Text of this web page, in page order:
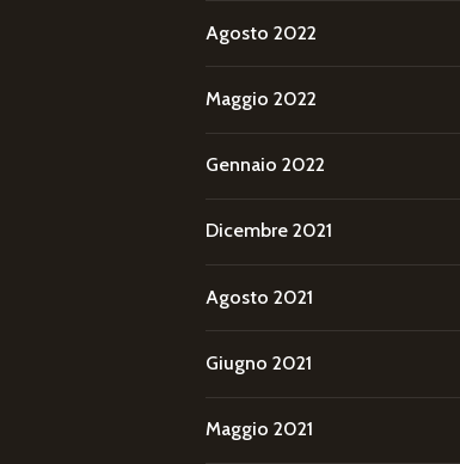
Agosto 2022
Maggio 2022
Gennaio 2022
Dicembre 2021
Agosto 2021
Giugno 2021
Maggio 2021